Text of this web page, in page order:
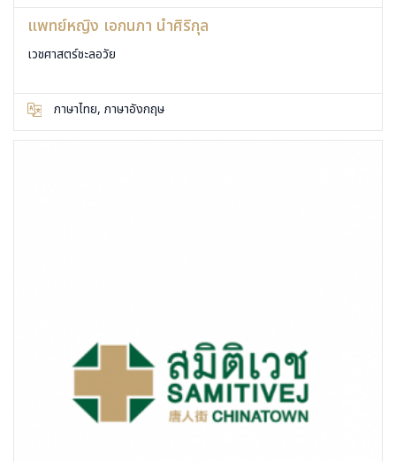
แพทย์หญิง เอกนภา นำศิริกุล
เวชศาสตร์ชะลอวัย
ภาษาไทย, ภาษาอังกฤษ